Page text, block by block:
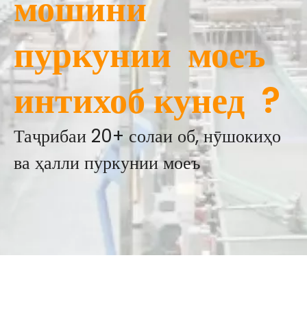
пуркунии моеъ
интихоб кунед ?
Таҷрибаи 20+ солаи об, нӯшокиҳо
ва ҳалли пуркунии моеъ